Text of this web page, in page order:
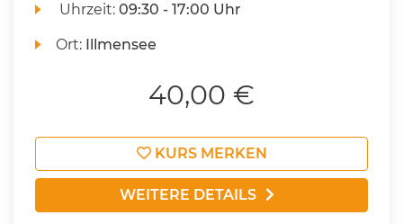
Uhrzeit:09:30 - 17:00 Uhr
Ort: Illmensee
40,00 €
KURS MERKEN
WEITERE DETAILS